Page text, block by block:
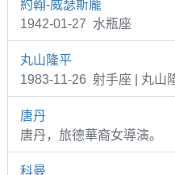
約翰-威瑟斯龐
1942-01-27 水瓶座
丸山隆平
1983-11-26 射手座 | 丸山
唐丹
唐丹，旅德華裔女導演。
科曼